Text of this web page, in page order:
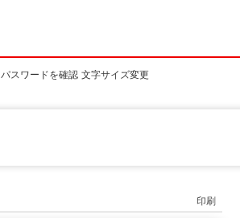
文字サイズ変更
スワードを確認
印刷